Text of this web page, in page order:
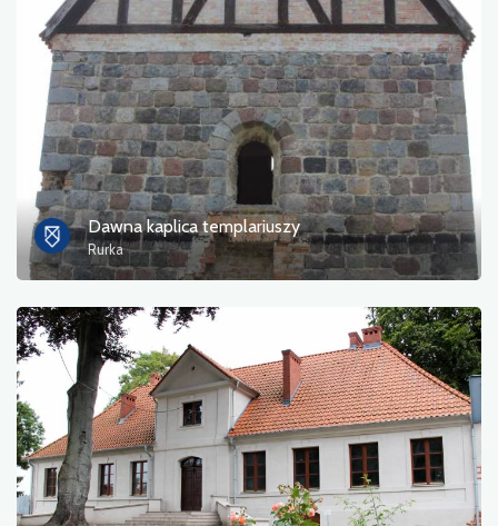
Dawna kaplica templariuszy
Rurka
Zdjęcia
Inne
sortuj
Zastosuj